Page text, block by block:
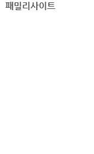
패밀리사이트